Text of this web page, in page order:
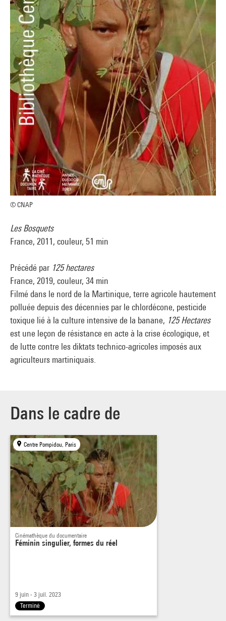
© CNAP
Les Bosquets
France, 2011, couleur, 51 min
Précédé par 125 hectares
France, 2019, couleur, 34 min
Filmé dans le nord de la Martinique, terre agricole hautement
polluée depuis des décennies par le chlordécone, pesticide
toxique lié à la culture intensive de la banane, 125 Hectares
est une leçon de résistance en acte à la crise écologique, et
de lutte contre les diktats technico-agricoles imposés aux
agriculteurs martiniquais.
Dans le cadre de
Centre Pompidou, Paris
Cinémathèque du documentaire
Féminin singulier, formes du réel
9 juin - 3 juil. 2023
Terminé